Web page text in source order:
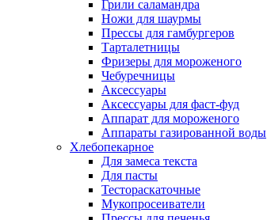
Грили саламандра
Ножи для шаурмы
Прессы для гамбургеров
Тарталетницы
Фризеры для мороженого
Чебуречницы
Аксессуары
Аксессуары для фаст-фуд
Аппарат для мороженого
Аппараты газированной воды
Хлебопекарное
Для замеса текста
Для пасты
Тестораскаточные
Мукопросеиватели